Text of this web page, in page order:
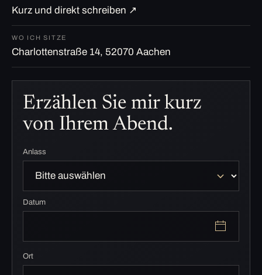
Kurz und direkt schreiben ↗
WO ICH SITZE
Charlottenstraße 14, 52070 Aachen
Erzählen Sie mir kurz
von Ihrem Abend.
Anlass
Datum
Ort